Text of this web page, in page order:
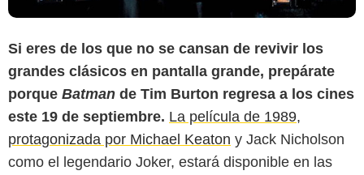
Si eres de los que no se cansan de revivir los
grandes clásicos en pantalla grande, prepárate
porque Batman de Tim Burton regresa a los cines
este 19 de septiembre. La película de 1989,
protagonizada por Michael Keaton y Jack Nicholson
como el legendario Joker, estará disponible en las
Infobae